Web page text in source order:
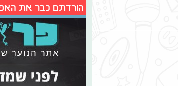
הורדתם כבר את